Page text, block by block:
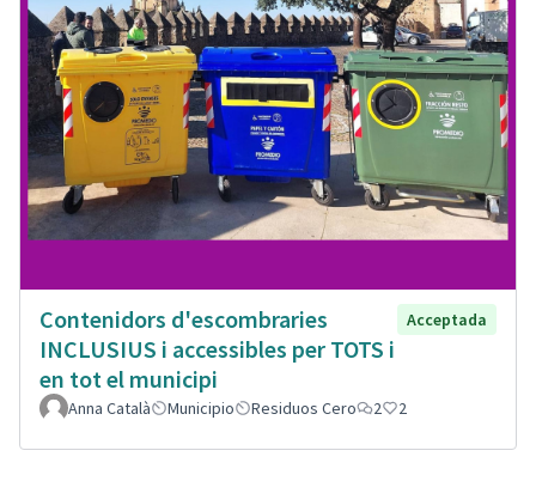
Contenidors d'escombraries
INCLUSIUS i accessibles per TOTS i
en tot el municipi
Acceptada
Anna Català Municipio Residuos Cero 2 2